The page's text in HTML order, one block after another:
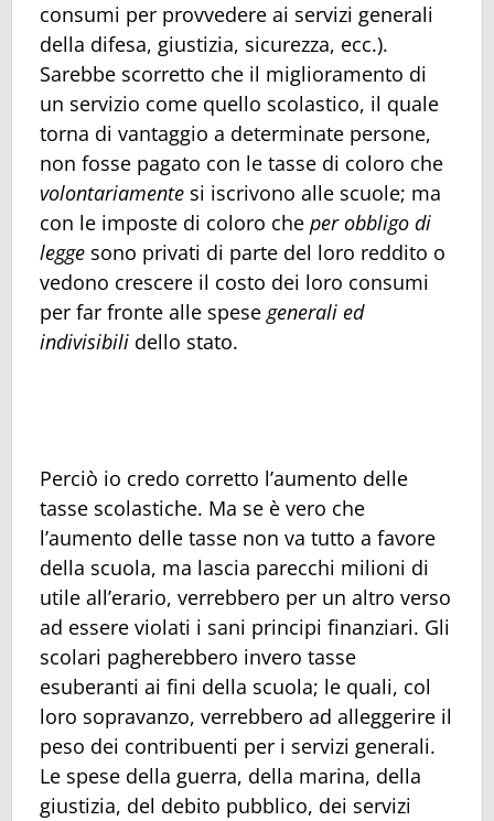
consumi per provvedere ai servizi generali
della difesa, giustizia, sicurezza, ecc.).
Sarebbe scorretto che il miglioramento di
un servizio come quello scolastico, il quale
torna di vantaggio a determinate persone,
non fosse pagato con le tasse di coloro che
volontariamente si iscrivono alle scuole; ma
con le imposte di coloro che per obbligo di
legge sono privati di parte del loro reddito o
vedono crescere il costo dei loro consumi
per far fronte alle spese generali ed
indivisibili dello stato.
Perciò io credo corretto l’aumento delle
tasse scolastiche. Ma se è vero che
l’aumento delle tasse non va tutto a favore
della scuola, ma lascia parecchi milioni di
utile all’erario, verrebbero per un altro verso
ad essere violati i sani principi finanziari. Gli
scolari pagherebbero invero tasse
esuberanti ai fini della scuola; le quali, col
loro sopravanzo, verrebbero ad alleggerire il
peso dei contribuenti per i servizi generali.
Le spese della guerra, della marina, della
giustizia, del debito pubblico, dei servizi